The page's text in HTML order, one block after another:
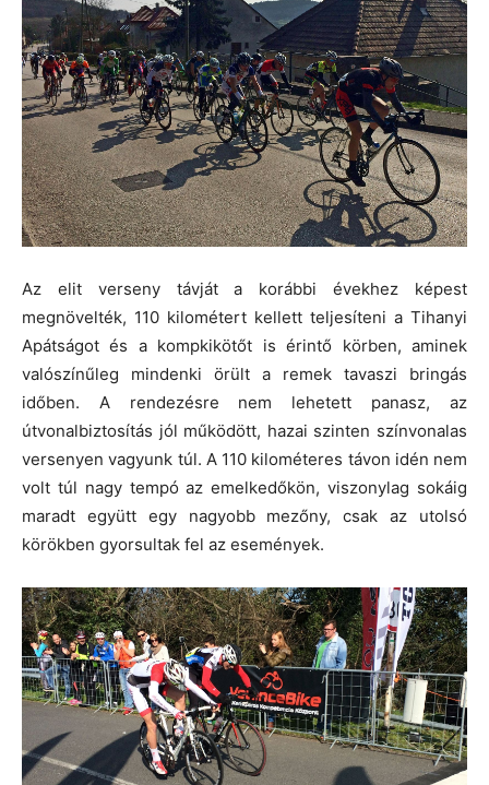
Az elit verseny távját a korábbi évekhez képest
megnövelték, 110 kilométert kellett teljesíteni a Tihanyi
Apátságot és a kompkikötőt is érintő körben, aminek
valószínűleg mindenki örült a remek tavaszi bringás
időben. A rendezésre nem lehetett panasz, az
útvonalbiztosítás jól működött, hazai szinten színvonalas
versenyen vagyunk túl. A 110 kilométeres távon idén nem
volt túl nagy tempó az emelkedőkön, viszonylag sokáig
maradt együtt egy nagyobb mezőny, csak az utolsó
körökben gyorsultak fel az események.